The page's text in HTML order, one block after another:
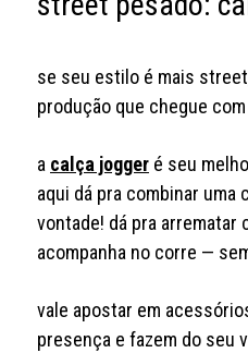
se seu estilo é mais
produção que chegue
a calça joggeré seu
aqui dá pra combinar uma
vontade! dá pra
acompanha no corre —
vale apostar em
presença e fazem do seu